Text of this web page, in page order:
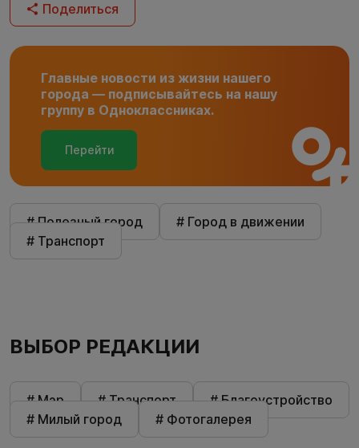
Поделиться
Главные новости из жизни нашего
города — подписывайтесь на нашу
группу в Одноклассниках.
Перейти
# Полезный город
# Город в движении
# Транспорт
ВЫБОР РЕДАКЦИИ
# Мэр # Транспорт
# Благоустройство
# Милый город
# Фотогалерея